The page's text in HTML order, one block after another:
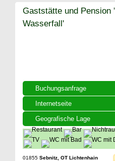
Buchungsanfrage
Internetseite
Geografische Lage
Gaststätte und Pension
Wasserfall'
01855 Sebnitz, OT Lichtenhain